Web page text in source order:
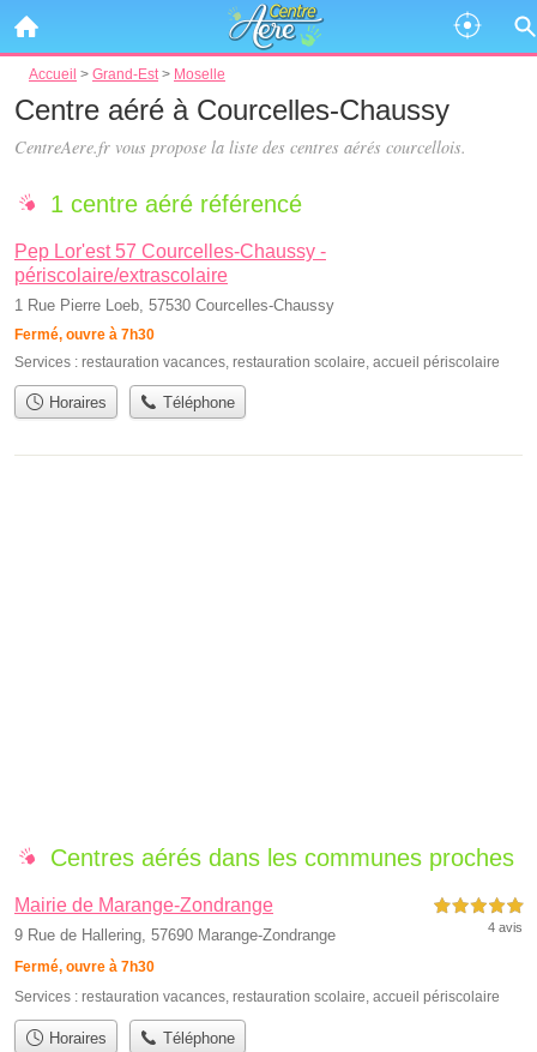
Accueil > Grand-Est > Moselle
Centre aéré à Courcelles-Chaussy
CentreAere.fr vous propose la liste des centres aérés courcellois.
1 centre aéré référencé
Pep Lor'est 57 Courcelles-Chaussy -
périscolaire/extrascolaire
1 Rue Pierre Loeb, 57530 Courcelles-Chaussy
Fermé, ouvre à 7h30
Services : restauration vacances, restauration scolaire, accueil périscolaire
Horaires Téléphone
Centres aérés dans les communes proches
Mairie de Marange-Zondrange
9 Rue de Hallering, 57690 Marange-Zondrange
Fermé, ouvre à 7h30
5,0 étoiles sur 5
4 avis
Services : restauration vacances, restauration scolaire, accueil périscolaire
Horaires Téléphone